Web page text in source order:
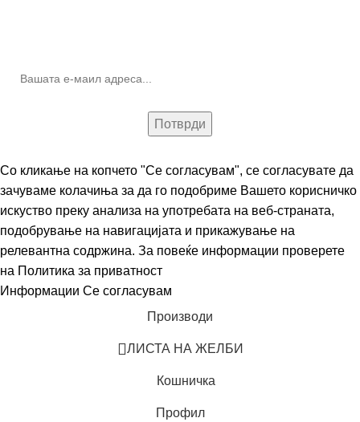
Со кликање на копчето "Се согласувам", се согласувате да
зачуваме колачиња за да го подобриме Вашето корисничко
искуство преку анализа на употребата на веб-страната,
подобрување на навигацијата и прикажување на
релевантна содржина. За повеќе информации проверете
на Политика за приватност
Информации Се согласувам
Производи
ЛИСТА НА ЖЕЛБИ
Кошничка
Профил